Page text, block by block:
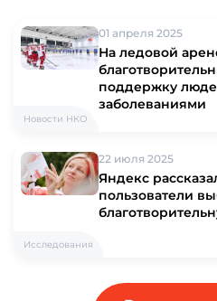
Новости НКО
01 апреля 2025
На ледовой
поддержку
заболеваниями
Исследования
22 июля 2025
Яндекс
пользователи